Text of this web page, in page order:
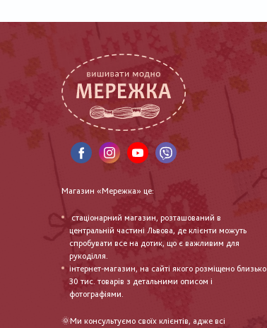
Магазин «Мережка» це:
стаціонарний магазин, розташований в
центральній частині Львова, де клієнти можуть
спробувати все на дотик, що є важливим для
рукоділля.
інтернет-магазин, на сайті якого розміщено близько
30 тис. товарів з детальними описом і
фотографіями.
🌞Ми консультуємо своїх клієнтів, адже всі